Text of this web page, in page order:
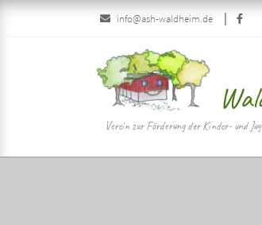
Skip
info@ash-waldheim.de |
Verein zur Förderung der Kinder- und